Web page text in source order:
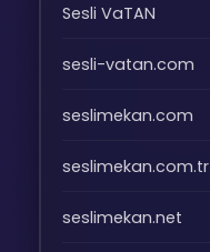
Sesli VaTAN
sesli-vatan.com
seslimekan.com
seslimekan.com.tr
seslimekan.net